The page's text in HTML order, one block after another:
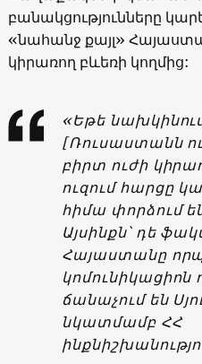
բանակցությունները
«նահանջ քայլ»
կիրառող բևեռի կողմից:
«Եթե
[Ռուսաստանն
բիրտ ուժի
ուզում հարցը
հիմա փորձում
Այսինքն՝ դե
Հայաստանը
կոմունիկացիոն
ճանաչում են
նկատմամբ ՀՀ